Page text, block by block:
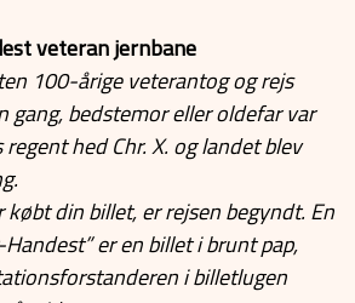
veteran jernbane
100-årige veterantog og rejs
gang, bedstemor eller oldefar var
hed Chr. X. og landet blev
din billet, er rejsen begyndt. En
er en billet i brunt pap,
i billetlugen